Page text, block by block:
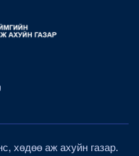
хөдөө аж ахуйн газар.